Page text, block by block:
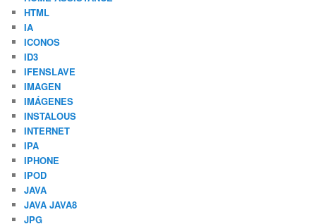
HTML
IA
ICONOS
ID3
IFENSLAVE
IMAGEN
IMÁGENES
INSTALOUS
INTERNET
IPA
IPHONE
IPOD
JAVA
JAVA JAVA8
JPG